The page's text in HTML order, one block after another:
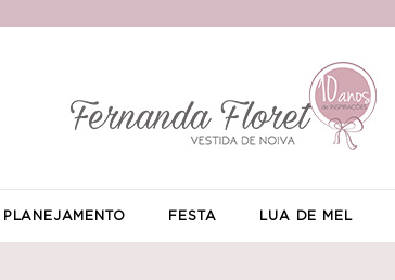
PLANEJAMENTO FESTA LUA DE MEL